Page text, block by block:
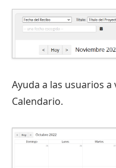
Ayuda a las usuarios
Calendario.